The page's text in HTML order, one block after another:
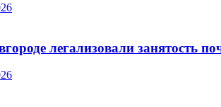
легализовали занятость